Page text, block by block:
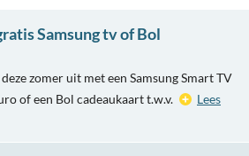
Samsung tv of Bol
zomer uit met een Samsung Smart TV
of een Bol cadeaukaart t.w.v.
Lees